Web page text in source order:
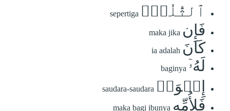
ٱلثُّلُثُۚ sepertiga
فَإِن maka jika
كَانَ ia adalah
لَهُۥٓ baginya
إِخۡوَةٞ saudara-saudara
فَلِأُمِّهِ maka bagi ibunya